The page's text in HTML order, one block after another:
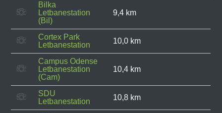
Bilka
Letbanestation
(Bil)
9,4 km
Cortex Park
Letbanestation
10,0 km
Campus Odense
Letbanestation
(Cam)
10,4 km
SDU
Letbanestation
10,8 km